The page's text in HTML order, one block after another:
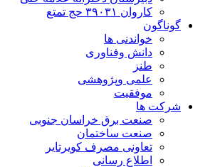
کاروان ۳۹۰۳۱ حج تمتع
گوناگون
خواندنی ها
دانش وفناوری
طنز
علمی وپژوهشی
موفقیت
شرکت ها
صنعت برق خراسان جنوبی
صنعت ساختمان
تعاونی مصرف کویرتایر
اطلاع رسانی